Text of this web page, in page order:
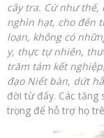
cây tra. Cứ như
nghìn hạt, cho đến
loạn, không có
y, thực tự nhiên,
trăm tám kết
đạo Niết bàn, dứt
đời từ đấy. Các tăng
trọng để hỗ trợ họ